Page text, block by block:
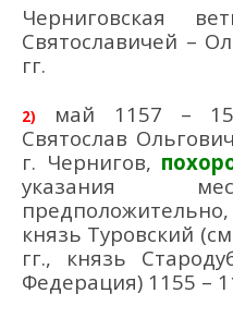
Черниговская
Святославичей –
гг.
2)
май 1157 –
Святослав
г. Чернигов,
указания
князь Туровский
гг., князь
Федерация) 1155 –